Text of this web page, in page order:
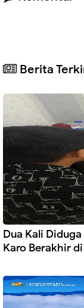
Berita
Dua Kali Diduga
Karo Berakhir